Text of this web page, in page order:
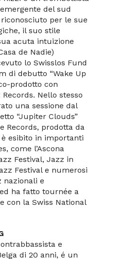
del sud
per le sue
il suo stile
acuta intuizione
de Nadie)
lo Swisslos Fund
di debutto “Wake Up
prodotto con
Nello stesso
una sessione dal
“Jupiter Clouds”
Records, prodotta da
è esibito in importanti
come l’Ascona
Festival, Jazz in
Festival e numerosi
nazionali e
ha fatto tournée a
con la Swiss National
e
di 20 anni, é un